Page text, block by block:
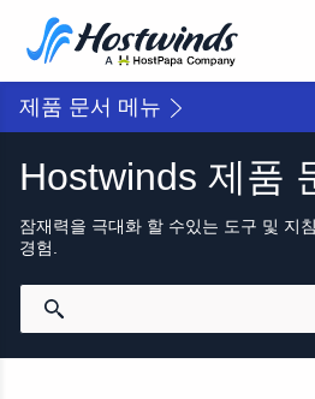
제품 문서 메뉴
Hostwinds 제품
잠재력을 극대화 할 수있는 도구 및 지
경험.